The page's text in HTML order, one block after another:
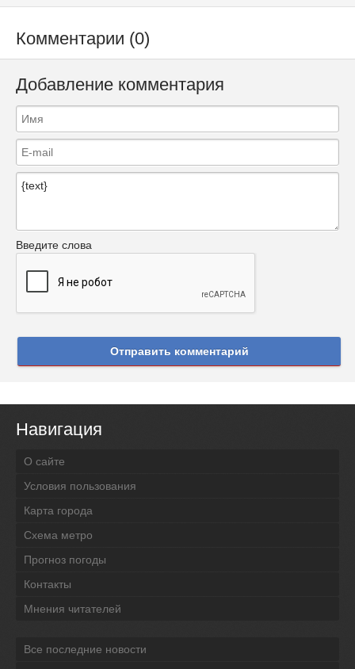
Комментарии (0)
Добавление комментария
Введите слова
Отправить комментарий
Навигация
О сайте
Условия пользования
Карта города
Схема метро
Прогноз погоды
Контакты
Мнения читателей
Все последние новости